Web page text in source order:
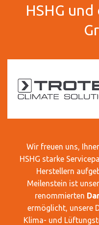
HSHG
Wir freuen uns,
HSHG starke
Herstellern
Meilenstein ist
renommierten
ermöglicht, unsere
Klima- und